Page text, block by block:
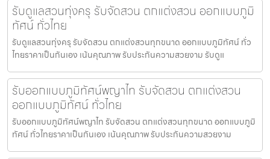
รับดูแลสวนทุ่งครุ รับจัดสวน ตกแต่งสวน ออกแบบภูมิ
ทัศน์ ทั่วไทย
รับดูแลสวนทุ่งครุ รับจัดสวน ตกแต่งสวนทุกขนาด ออกแบบภูมิทัศน์ ทั่ว
ไทยราคาเป็นกันเอง เน้นคุณภาพ รับประกันความสวยงาม รับดูแ
รับออกแบบภูมิทัศน์พญาไท รับจัดสวน ตกแต่งสวน
ออกแบบภูมิทัศน์ ทั่วไทย
รับออกแบบภูมิทัศน์พญาไท รับจัดสวน ตกแต่งสวนทุกขนาด ออกแบบภูมิ
ทัศน์ ทั่วไทยราคาเป็นกันเอง เน้นคุณภาพ รับประกันความสวยงาม